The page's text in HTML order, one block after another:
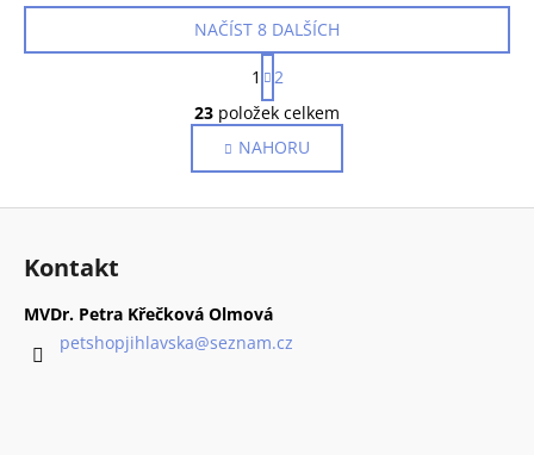
O
v
l
á
d
p
r
NAČÍST 8 DALŠÍCH
S
t
r
á
n
k
1
2
23 položek celkem
NAHORU
Z
Kontakt
MVDr. Petra Křečková Olmová
petshopjihlavska@seznam.cz